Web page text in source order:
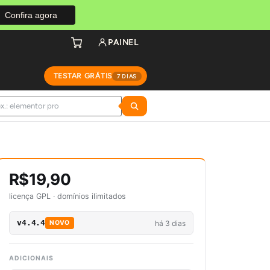
Confira agora
TESTAR GRÁTIS 7 DIAS
PAINEL
R$19,90
licença GPL · domínios ilimitados
v4.4.4 NOVO há 3 dias
ADICIONAIS